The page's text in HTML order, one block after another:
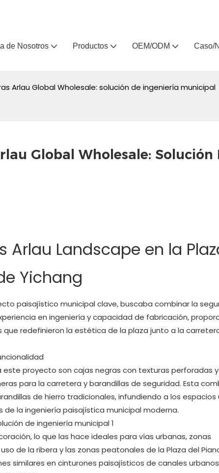
de Nosotros Productos OEM/ODM Caso/
Arlau Global Wholesale: solución de ingeniería municipal
Global Wholesale: Solución
Landscape en la
Yichang
paisajístico municipal clave, buscaba combinar la
en ingeniería y capacidad de fabricación,
que redefinieron la estética de la plaza junto a la
este proyecto son cajas negras con texturas perforadas y
para la carretera y barandillas de seguridad. Esta
de hierro tradicionales, infundiendo a los espacios
la ingeniería paisajística municipal moderna.
lo que las hace ideales para vías urbanas, zonas
de la ribera y las zonas peatonales de la Plaza del
similares en cinturones paisajísticos de canales